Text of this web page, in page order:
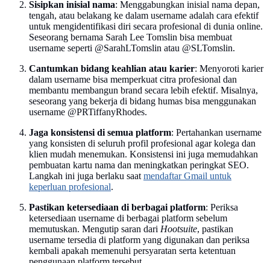
Sisipkan inisial nama: Menggabungkan inisial nama depan,
tengah, atau belakang ke dalam username adalah cara efektif
untuk mengidentifikasi diri secara profesional di dunia online.
Seseorang bernama Sarah Lee Tomslin bisa membuat
username seperti @SarahLTomslin atau @SLTomslin.
Cantumkan bidang keahlian atau karier: Menyoroti karier
dalam username bisa memperkuat citra profesional dan
membantu membangun brand secara lebih efektif. Misalnya,
seseorang yang bekerja di bidang humas bisa menggunakan
username @PRTiffanyRhodes.
Jaga konsistensi di semua platform: Pertahankan username
yang konsisten di seluruh profil profesional agar kolega dan
klien mudah menemukan. Konsistensi ini juga memudahkan
pembuatan kartu nama dan meningkatkan peringkat SEO.
Langkah ini juga berlaku saat mendaftar Gmail untuk
keperluan profesional.
Pastikan ketersediaan di berbagai platform: Periksa
ketersediaan username di berbagai platform sebelum
memutuskan. Mengutip saran dari Hootsuite, pastikan
username tersedia di platform yang digunakan dan periksa
kembali apakah memenuhi persyaratan serta ketentuan